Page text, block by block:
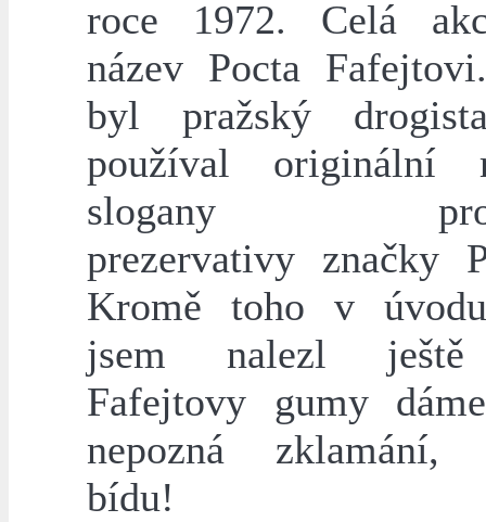
roce 1972. Celá
název Pocta
byl pražský
používal originální
slogany
prezervativy značky
Kromě toho v
jsem nalezl ještě
Fafejtovy gumy
nepozná zklamání,
bídu!